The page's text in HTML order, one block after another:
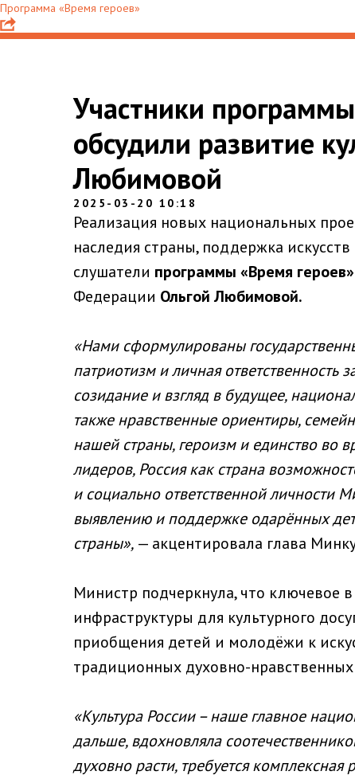
Программа «Время героев»
Участники
обсудили развитие
Любимовой
2025-03-20 10:18
Реализация новых национальных
наследия страны, поддержка
слушатели программы «Время героев»
Федерации Ольгой Любимовой.
«Нами сформулированы
патриотизм и личная ответственность
созидание и взгляд в будущее,
также нравственные ориентиры,
нашей страны, героизм и единство во
лидеров, Россия как страна
и социально ответственной личности
выявлению и поддержке одарённых
страны», — акцентировала глава
Министр подчеркнула, что ключевое
инфраструктуры для культурного
приобщения детей и молодёжи к
традиционных духовно-
«Культура России – наше главное
дальше, вдохновляла
духовно расти, требуется комплексная